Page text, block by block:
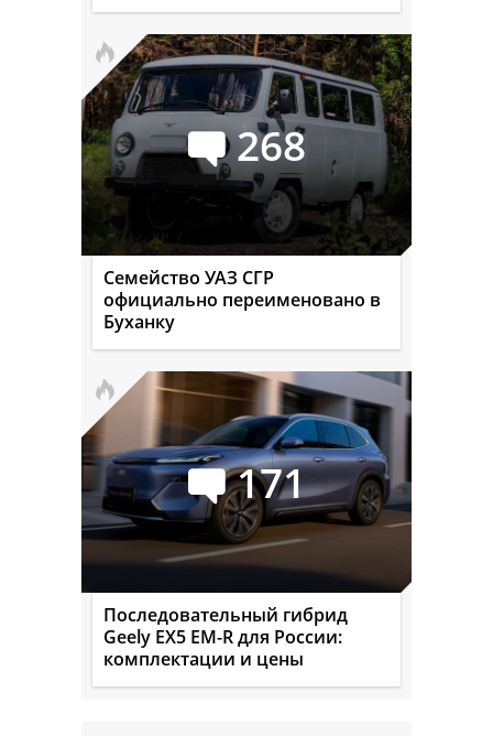
268
Семейство УАЗ СГР
официально переименовано в
Буханку
171
Последовательный гибрид
Geely EX5 EM-R для России:
комплектации и цены